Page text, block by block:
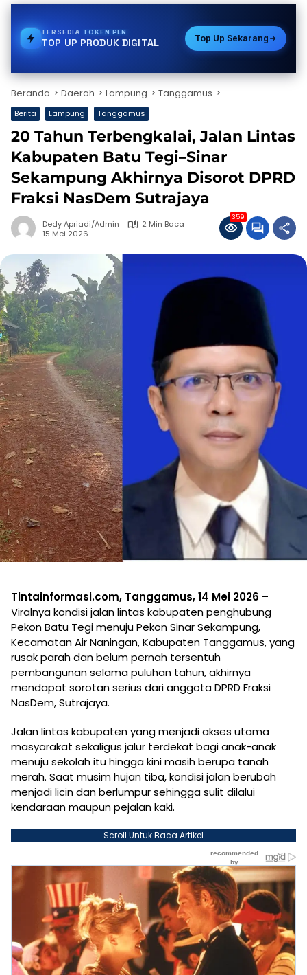
TERSEDIA BPJS
TOP UP PRODUK DIGITAL Top Up Sekarang
Beranda Daerah Lampung Tanggamus
Berita Lampung Tanggamus
20 Tahun Terbengkalai, Jalan Lintas
Kabupaten Batu Tegi–Sinar
Sekampung Akhirnya Disorot DPRD
Fraksi NasDem Sutrajaya
Dedy Apriadi/Admin
2 Min Baca
15 Mei 2026
359
Tintainformasi.com, Tanggamus, 14 Mei 2026 –
Viralnya kondisi jalan lintas kabupaten penghubung
Pekon Batu Tegi menuju Pekon Sinar Sekampung,
Kecamatan Air Naningan, Kabupaten Tanggamus, yang
rusak parah dan belum pernah tersentuh
pembangunan selama puluhan tahun, akhirnya
mendapat sorotan serius dari anggota DPRD Fraksi
NasDem, Sutrajaya.
Jalan lintas kabupaten yang menjadi akses utama
masyarakat sekaligus jalur terdekat bagi anak-anak
menuju sekolah itu hingga kini masih berupa tanah
merah. Saat musim hujan tiba, kondisi jalan berubah
menjadi licin dan berlumpur sehingga sulit dilalui
kendaraan maupun pejalan kaki.
Scroll Untuk Baca Artikel